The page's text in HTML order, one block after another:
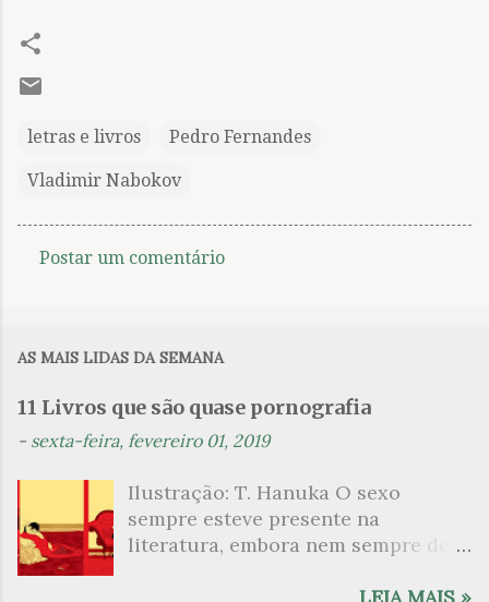
letras e livros Pedro Fernandes
Vladimir Nabokov
n
t
i
o
Postar um comentário
AS MAIS LIDAS DA SEMANA
11 Livros que são quase pornografia
- sexta-feira, fevereiro 01, 2019
Ilustração: T. Hanuka O sexo
sempre esteve presente na
literatura, embora nem sempre de